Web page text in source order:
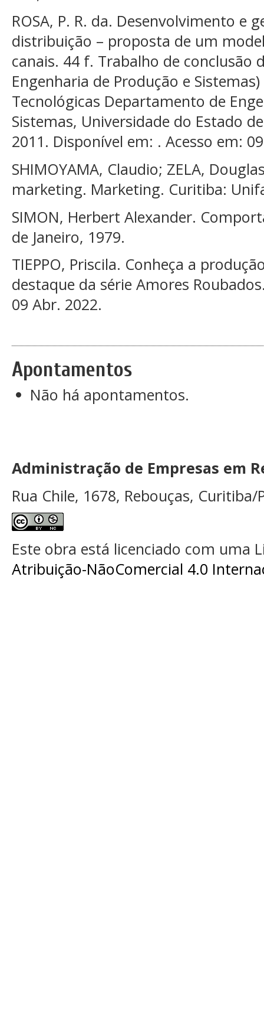
ROSA, P. R. da. Desenvolvimento e
distribuição – proposta de um
canais. 44 f. Trabalho de conclusão
Engenharia de Produção e
Tecnológicas Departamento de
Sistemas, Universidade do Estado
2011. Disponível em: . Acesso em:
SHIMOYAMA, Claudio; ZELA,
marketing. Marketing. Curitiba:
SIMON, Herbert Alexander.
de Janeiro, 1979.
TIEPPO, Priscila. Conheça a
destaque da série Amores
09 Abr. 2022.
Apontamentos
Não há apontamentos.
Administração de Empresas em
Rua Chile, 1678, Rebouças, Curitiba/
Este obra está licenciado com uma
Atribuição-NãoComercial 4.0